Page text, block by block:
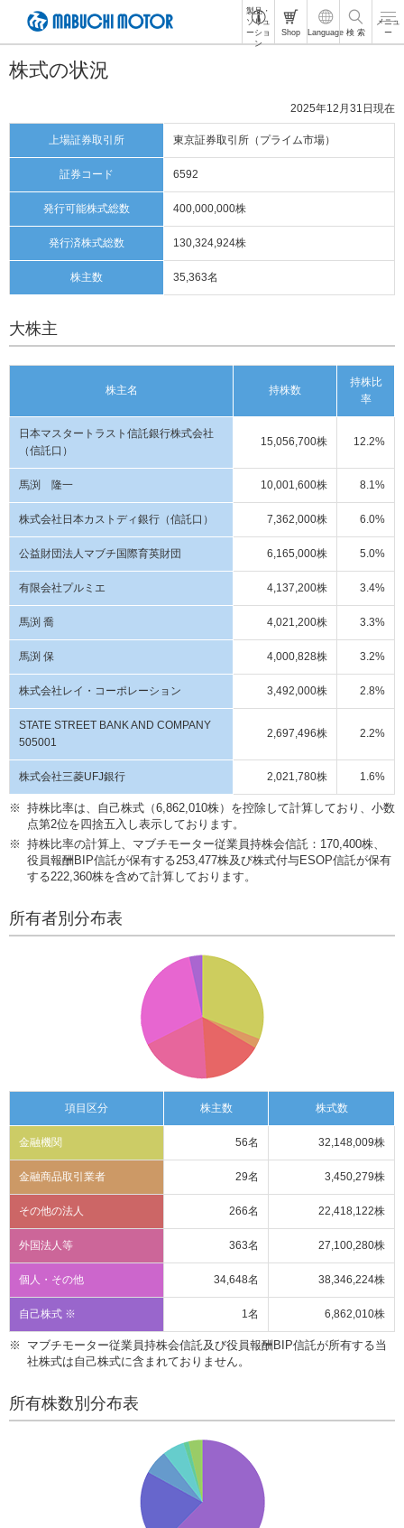
内
動
る
め
リ
ク
す
イ
ト
内
メ
ー
移
し
す
ー
本
に
動
す
ッ
し
製品・
ソリュ
ーショ
ン
Shop Language 検 索
メニュ
ー
株式の状況
2025年12月31日現在
上場証券取引所 東京証券取引所（プライム市場）
証券コード 6592
発行可能株式総数 400,000,000株
発行済株式総数 130,324,924株
株主数 35,363名
大株主
株主名 持株数
持株比
率
日本マスタートラスト信託銀行株式会社
（信託口）
15,056,700株 12.2%
馬渕 隆一 10,001,600株 8.1%
株式会社日本カストディ銀行（信託口） 7,362,000株 6.0%
公益財団法人マブチ国際育英財団 6,165,000株 5.0%
有限会社プルミエ 4,137,200株 3.4%
馬渕 喬 4,021,200株 3.3%
馬渕 保 4,000,828株 3.2%
株式会社レイ・コーポレーション 3,492,000株 2.8%
STATE STREET BANK AND COMPANY
505001
2,697,496株 2.2%
株式会社三菱UFJ銀行 2,021,780株 1.6%
持株比率は、自己株式（6,862,010株）を控除して計算しており、小数
点第2位を四捨五入し表示しております。
持株比率の計算上、マブチモーター従業員持株会信託：170,400株、
役員報酬BIP信託が保有する253,477株及び株式付与ESOP信託が保有
する222,360株を含めて計算しております。
所有者別分布表
項目区分 株主数 株式数
金融機関 56名 32,148,009株
金融商品取引業者 29名 3,450,279株
その他の法人 266名 22,418,122株
外国法人等 363名 27,100,280株
個人・その他 34,648名 38,346,224株
自己株式 ※ 1名 6,862,010株
マブチモーター従業員持株会信託及び役員報酬BIP信託が所有する当
社株式は自己株式に含まれておりません。
所有株数別分布表